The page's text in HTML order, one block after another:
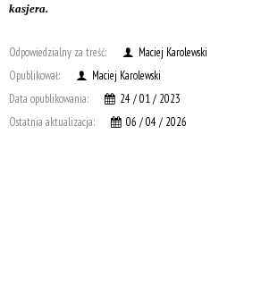
kasjera.
Odpowiedzialny za treść:
Maciej Karolewski
Opublikował:
Maciej Karolewski
Data opublikowania:
24 / 01 / 2023
Ostatnia aktualizacja:
06 / 04 / 2026